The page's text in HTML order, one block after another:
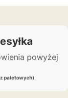
powyżej
paletowych)